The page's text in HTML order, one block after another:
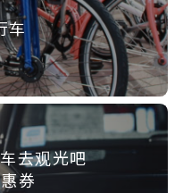
车
去观光吧
券